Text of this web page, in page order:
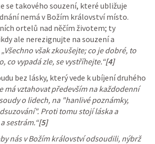
se takového souzení, které ubližuje
nemá v Božím království místo.
ortelů nad něčím životem; ty
ale nerezignujte na souzení a
„Všechno však zkoušejte; co je dobré, to
co vypadá zle, se vystříhejte.“[4]
bez lásky, který vede k ubíjení druhého
má vztahovat především na každodenní
o lidech, na "hanlivé poznámky,
Proti tomu stojí láska a
sestrám.“[5]
nás v Božím království odsoudili, nýbrž